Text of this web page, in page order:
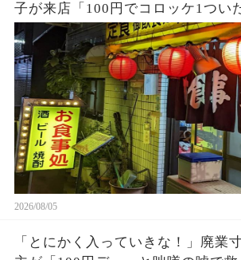
子が来店「100円でコロッケ1つい
か？」ハンバーグ定食をご馳走し
女→後日、黒い高級車が次々に現
2026/08/05
「とにかく入っていきな！」廃業